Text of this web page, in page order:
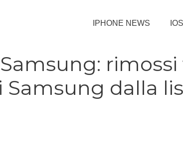
IPHONE NEWS IOS
rimossi
Samsung dalla